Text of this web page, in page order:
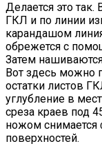
Делается это так.
ГКЛ и по линии
карандашом
обрежется с
Затем
Вот здесь можно
остатки листов
углубление в
среза краев под
ножом
поверхностей.